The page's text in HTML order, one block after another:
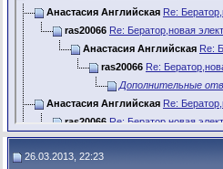
Анастасия Английская Re:
ras20066 Re: Бератор,новая
Анастасия Английская Re:
ras20066 Re:
Дополнительные
Анастасия Английская Re:
ras20066 Re: Бератор,новая
Анастасия Английская Re:
Перевалова
26.03.2013, 22:23